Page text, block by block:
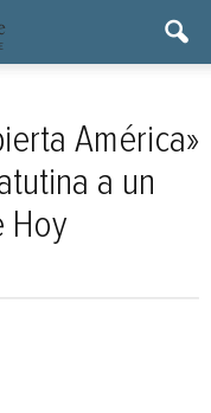
América»
a un
Hoy